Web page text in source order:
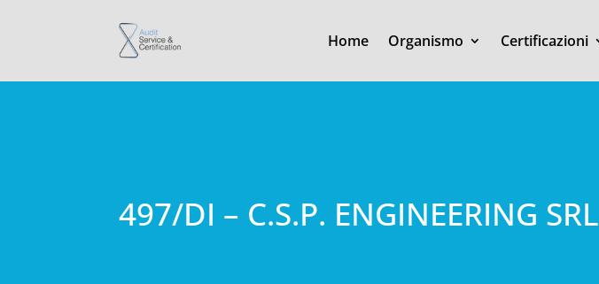
Home Organismo Certificazioni
497/DI – C.S.P. ENGINEERING SRL